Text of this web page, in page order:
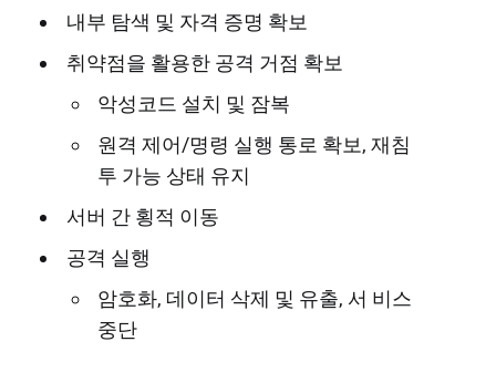
내부 탐색 및 자격 증명 확보
취약점을 활용한 공격 거점 확보
악성코드 설치 및 잠복
원격 제어/명령 실행 통로 확보, 재침
투 가능 상태 유지
서버 간 횡적 이동
공격 실행
암호화, 데이터 삭제 및 유출, 서 비스
중단